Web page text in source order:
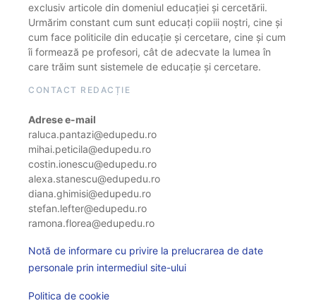
exclusiv articole din domeniul educației și cercetării.
Urmărim constant cum sunt educați copiii noștri, cine și
cum face politicile din educație și cercetare, cine și cum
îi formează pe profesori, cât de adecvate la lumea în
care trăim sunt sistemele de educație și cercetare.
CONTACT REDACȚIE
Adrese e-mail
raluca.pantazi@edupedu.ro
mihai.peticila@edupedu.ro
costin.ionescu@edupedu.ro
alexa.stanescu@edupedu.ro
diana.ghimisi@edupedu.ro
stefan.lefter@edupedu.ro
ramona.florea@edupedu.ro
Notă de informare cu privire la prelucrarea de date
personale prin intermediul site-ului
Politica de cookie